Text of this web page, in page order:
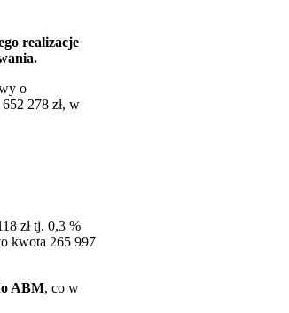
realizacje
o
278 zł, w
zł tj. 0,3 %
kwota 265 997
ABM, co w